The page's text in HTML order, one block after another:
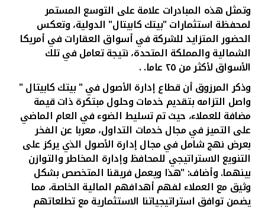
وتمثل هذه المبادرات علامة على التوسع المستمر
لمحفظة استثمارات "بيتك كابيتال" الدولية، وتعكس
الحضور المتزايد للشركة في أسواق العقارات في أمريكا
الشمالية والمملكة المتحدة، نتيجة تعامل في تلك
الأسواق لأكثر من ٢٥ عاما. .
وذكر المرزوق أنقطاع إدارة الأصول في " بيتك كابيتال "
واصل التزامه بتقديم خدمات وحلول مبتكرة ذات قيمة
مضافة للعملاء، حيث تم تسليط الضوء في العام الماضي
على التميز في مجال خدمات التداول، معربا عن الفخر
بعرض نهج شامل في مجال إدارة الأصول الذي يركز على
التنويع الاستراتيجي للمحافظ وإدارة المخاطر والتوازن
بينهما. وأضاف: "هذا ويعمل فريقنا المتخصص بشكل
وثيق مع العملاء لفهم أهدافهم المالية الخاصة، مما
يضمن توافق استراتيجياتنا الاستثمارية مع تطلعاتهم